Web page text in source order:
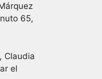
65,
Claudia
el